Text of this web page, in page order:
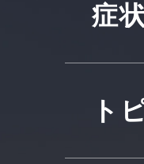
症
ト